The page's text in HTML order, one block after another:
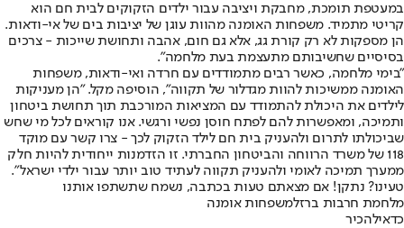
במעטפת תומכת, מחבקת ויציבה עבור ילדים הזקוקים לבית חם הוא
קריטי מתמיד. משפחות האומנה מהוות עוגן של יציבות בים של אי-ודאות.
הן מספקות לא רק קורת גג, אלא גם חום, אהבה ותחושת שייכות - צרכים
בסיסיים שחשיבותם מתעצמת בעת מלחמה".
"בימי מלחמה, כאשר רבים מתמודדים עם חרדה ואי-ודאות, משפחות
האומנה ממשיכות להוות מגדלור של תקווה", הוסיפה מקל. "הן מעניקות
לילדים את היכולת להתמודד עם המציאות המורכבת תוך תחושת ביטחון
ותמיכה, ומאפשרות להם לפתח חוסן נפשי ורגשי. אנו קוראים לכל מי שחש
שביכולתו לתרום ולהעניק בית חם לילד הזקוק לכך - צרו קשר עם מוקד
118 של משרד הרווחה והביטחון החברתי. זו הזדמנות ייחודית להיות חלק
ממערך תמיכה לאומי ולהעניק תקווה לעתיד טוב יותר עבור ילדי ישראל".
טעינו? נתקן! אם מצאתם טעות בכתבה, נשמח שתשתפו אותנו
מלחמת חרבות ברזלמשפחות אומנה
כדאילהכיר